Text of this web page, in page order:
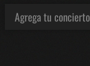
Agrega tu concierto